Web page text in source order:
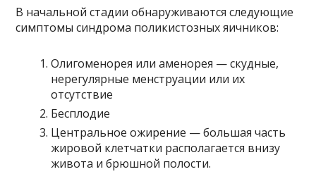
В начальной стадии обнаруживаются следующие
симптомы синдрома поликистозных яичников:
Олигоменорея или аменорея — скудные,
нерегулярные менструации или их
отсутствие
Бесплодие
Центральное ожирение — большая часть
жировой клетчатки располагается внизу
живота и брюшной полости.